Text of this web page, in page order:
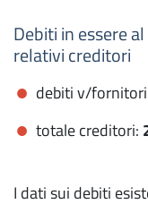
Debiti in essere
relativi creditori
debiti v/
totale creditori:
I dati sui debiti